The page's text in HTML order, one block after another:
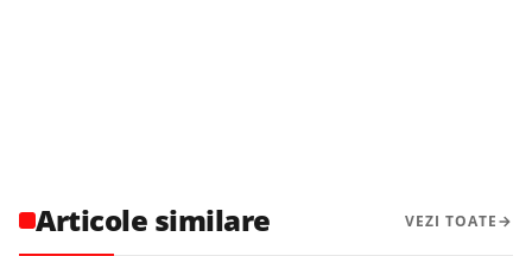
Articole similare VEZI TOATE